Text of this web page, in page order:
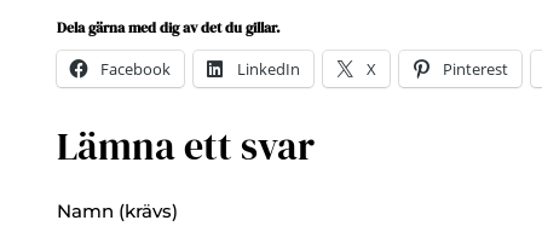
Dela gärna med dig av det du gillar.
Facebook LinkedIn X Pinterest
Lämna ett svar
Namn (krävs)